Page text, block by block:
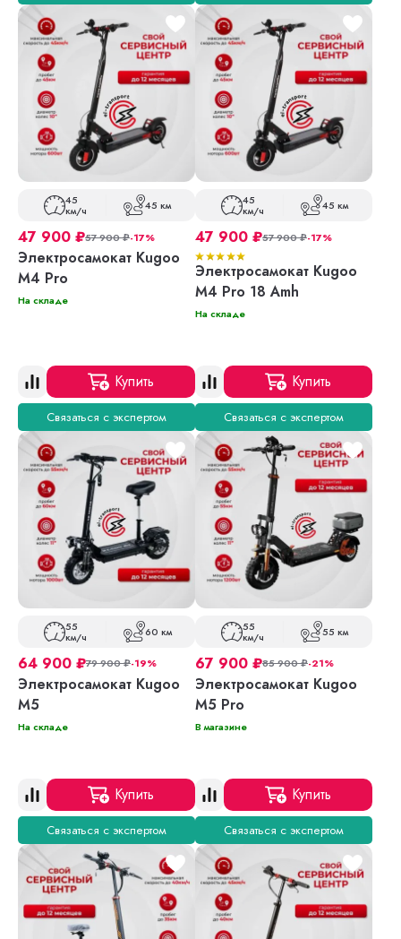
45
км/ч 45 км
47 900 ₽57 900₽-17%
Электросамокат Kugoo
M4 Pro
На складе
Купить
Связаться с экспертом
45
км/ч 45 км
47 900 ₽57 900₽-17%
Электросамокат Kugoo
M4 Pro 18 Amh
На складе
Купить
Связаться с экспертом
55
км/ч 60 км
64 900 ₽79 900₽-19%
Электросамокат Kugoo
M5
На складе
Купить
Связаться с экспертом
55
км/ч 55 км
67 900 ₽85 900₽-21%
Электросамокат Kugoo
M5 Pro
В магазине
Купить
Связаться с экспертом